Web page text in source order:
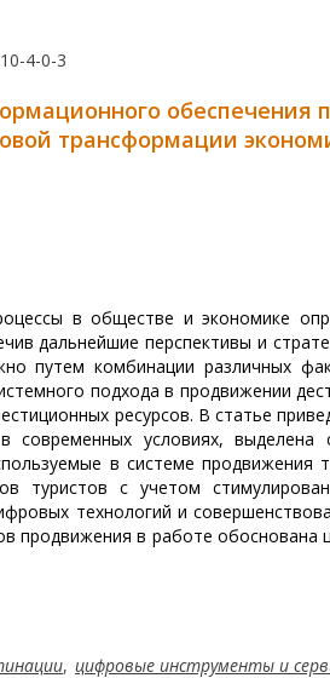
4-0-3
обеспечения
трансформации
в обществе и экономике
дальнейшие перспективы и
путем комбинации различных
подхода в продвижении
ресурсов. В статье
современных условиях,
в системе продвижения
туристов с учетом
технологий и
продвижения в работе
, цифровые инструменты и